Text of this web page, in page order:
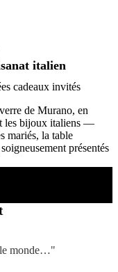
italien
de Murano, en
les bijoux italiens —
mariés, la table
présentés
le monde…"